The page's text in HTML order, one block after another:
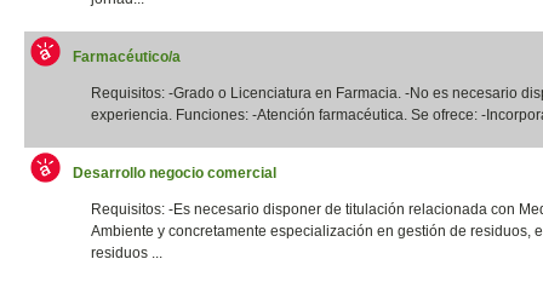
Farmacéutico/a
Requisitos: -Grado o Licenciatura en Farmacia. -No es necesario
experiencia. Funciones: -Atención farmacéutica. Se ofrece: -
Desarrollo negocio comercial
Requisitos: -Es necesario disponer de titulación relacionada con
Ambiente y concretamente especialización en gestión de residuos,
residuos ...